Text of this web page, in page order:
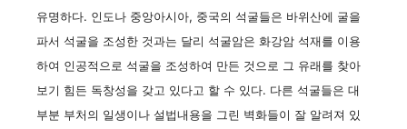
유명하다. 인도나 중앙아시아, 중국의 석굴들은 바위산에 굴을
파서 석굴을 조성한 것과는 달리 석굴암은 화강암 석재를 이용
하여 인공적으로 석굴을 조성하여 만든 것으로 그 유래를 찾아
보기 힘든 독창성을 갖고 있다고 할 수 있다. 다른 석굴들은 대
부분 부처의 일생이나 설법내용을 그린 벽화들이 잘 알려져 있